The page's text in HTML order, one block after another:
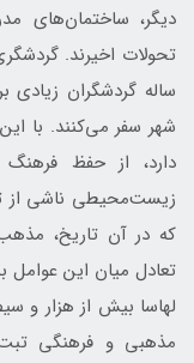
دیگر، ساختمان‌های
تحولات اخیرند.
ساله گردشگران زیادی
شهر سفر می‌کنند. با
دارد، از حفظ
زیست‌محیطی ناشی از
که در آن تاریخ،
تعادل میان این عوامل
لهاسا بیش از هزار و
مذهبی و فرهنگی